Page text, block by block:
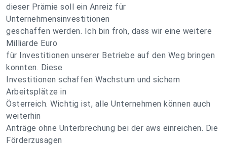
dieser Prämie soll ein Anreiz für
Unternehmensinvestitionen
geschaffen werden. Ich bin froh, dass wir eine weitere
Milliarde Euro
für Investitionen unserer Betriebe auf den Weg bringen
konnten. Diese
Investitionen schaffen Wachstum und sichern
Arbeitsplätze in
Österreich. Wichtig ist, alle Unternehmen können auch
weiterhin
Anträge ohne Unterbrechung bei der aws einreichen. Die
Förderzusagen